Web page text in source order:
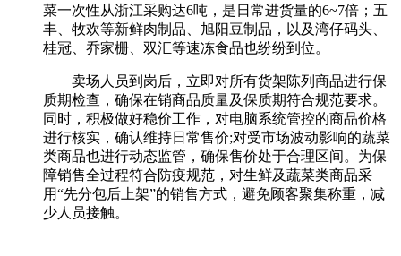
菜一次性从浙江采购达6吨，是日常进货量的6~7倍；五
丰、牧欢等新鲜肉制品、旭阳豆制品，以及湾仔码头、
桂冠、乔家栅、双汇等速冻食品也纷纷到位。
卖场人员到岗后，立即对所有货架陈列商品进行保
质期检查，确保在销商品质量及保质期符合规范要求。
同时，积极做好稳价工作，对电脑系统管控的商品价格
进行核实，确认维持日常售价;对受市场波动影响的蔬菜
类商品也进行动态监管，确保售价处于合理区间。为保
障销售全过程符合防疫规范，对生鲜及蔬菜类商品采
用“先分包后上架”的销售方式，避免顾客聚集称重，减
少人员接触。